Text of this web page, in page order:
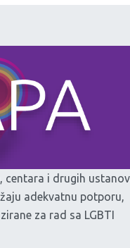
centara i drugih
adekvatnu potporu,
za rad sa LGBTI